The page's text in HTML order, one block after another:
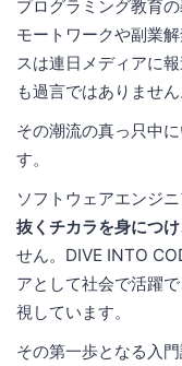
プログラミング教育
モートワークや副業
スは連日メディアに
も過言ではありません
その潮流の真っ只中に
す。
ソフトウェアエンジ
抜くチカラを身につ
せん。DIVE INTO
アとして社会で活躍
視しています。
その第一歩となる入門